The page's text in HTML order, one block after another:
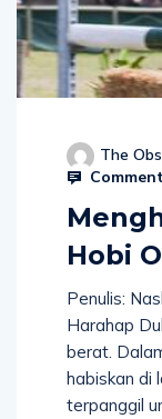
The
Hobi
Penulis:
Harahap
berat.
habiskan di
terpanggil